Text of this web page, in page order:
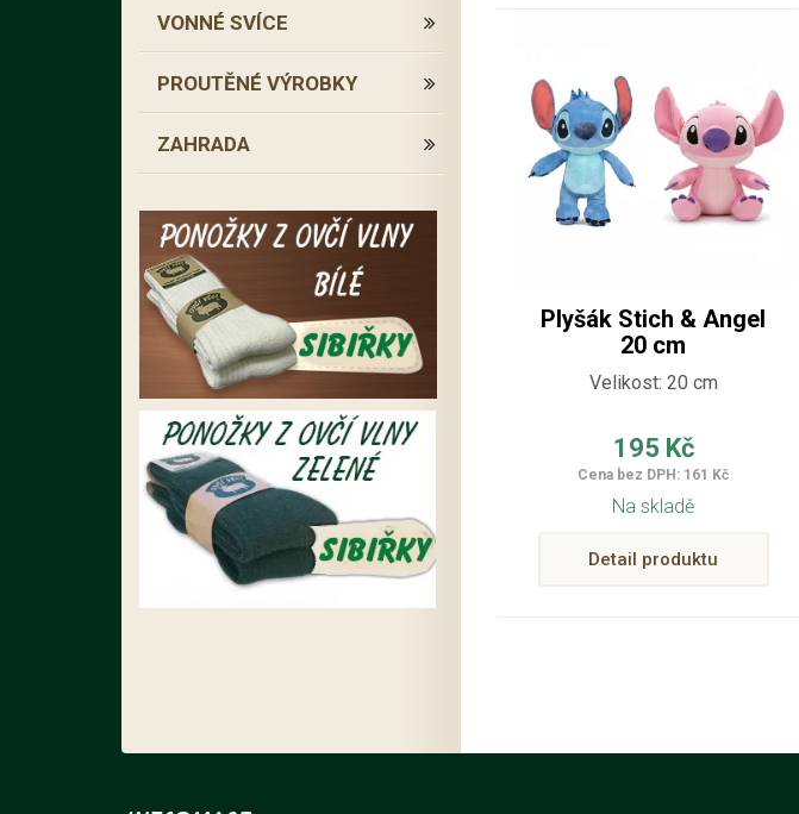
VONNÉ SVÍCE
PROUTĚNÉ VÝROBKY
ZAHRADA
Plyšák Stich & Angel
20 cm
Velikost: 20 cm
195 Kč
Cena bez DPH: 161 Kč
Na skladě
Detail produktu